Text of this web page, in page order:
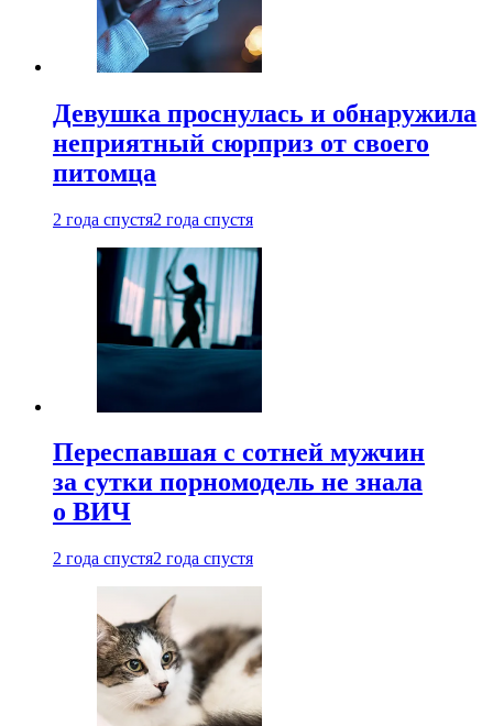
Девушка проснулась и обнаружила
неприятный сюрприз от своего
питомца
2 года спустя2 года спустя
Переспавшая с сотней мужчин
за сутки порномодель не знала
о ВИЧ
2 года спустя2 года спустя